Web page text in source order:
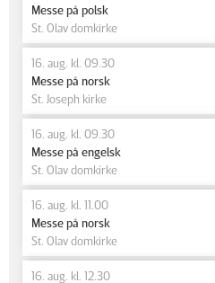
Messe på polsk
St. Olav domkirke
16. aug. kl. 09.30
Messe på norsk
St. Joseph kirke
16. aug. kl. 09.30
Messe på engelsk
St. Olav domkirke
16. aug. kl. 11.00
Messe på norsk
St. Olav domkirke
16. aug. kl. 12.30